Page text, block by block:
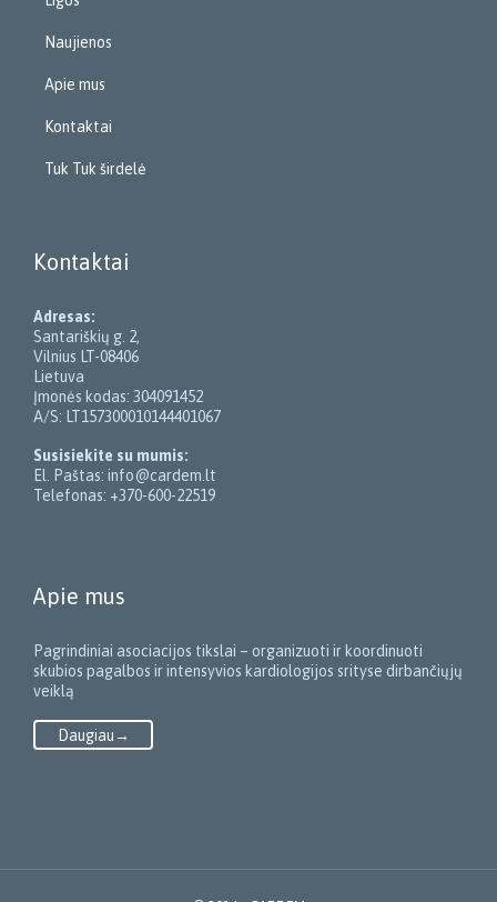
Naujienos
Apie mus
Kontaktai
Tuk Tuk širdelė
Kontaktai
Adresas:
Santariškių g. 2,
Vilnius LT-08406
Lietuva
Įmonės kodas: 304091452
A/S: LT157300010144401067
Susisiekite su mumis:
El. Paštas: info@cardem.lt
Telefonas: +370-600-22519
Apie mus
Pagrindiniai asociacijos tikslai – organizuoti ir koordinuoti
skubios pagalbos ir intensyvios kardiologijos srityse dirbančiųjų
veiklą
Daugiau→